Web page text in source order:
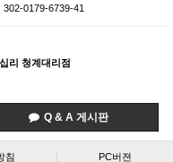
302-0179-6739-41
리 청계대리점
Q & A 게시판
침 | PC버젼